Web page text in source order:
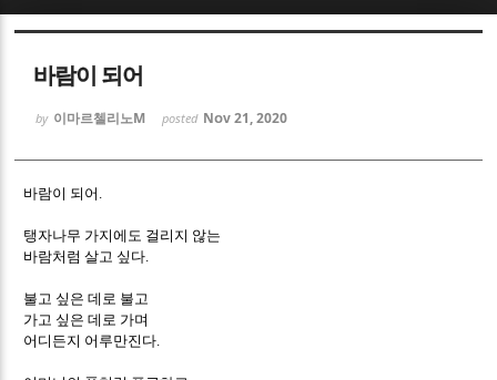
바람이 되어
by 이마르첼리노M posted Nov 21, 2020
바람이 되어
탱자나무 가지에도 걸리지 않는
바람처럼 살고 싶다
불고 싶은 데로 불고
가고 싶은 데로 가며
어디든지 어루만진다
Sketchbook5, 스케치북5
Sketchbook5, 스케치북5
Sketchbook5, 스케치북5
Sketchbook5, 스케치북5